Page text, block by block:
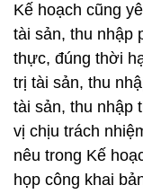
Kế hoạch cũng
tài sản, thu nhập
thực, đúng thời
trị tài sản, thu
tài sản, thu nhập
vị chịu trách
nêu trong Kế
họp công khai